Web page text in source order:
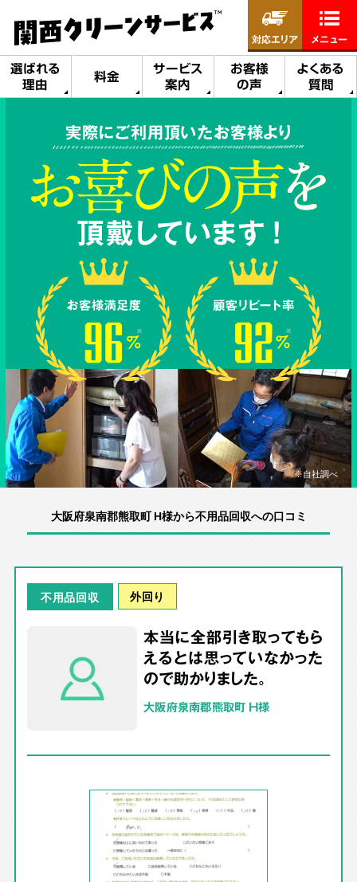
選ばれる
理由
料金
サービス
案内
お客様
の声
よくある
質問
対応エリア メニュー
実際にご利用頂いたお客様より
※自社調べ
大阪府泉南郡熊取町 H様から不用品回収への口コミ
不用品回収 外回り
本当に全部引き取ってもら
えるとは思っていなかった
ので助かりました。
大阪府泉南郡熊取町 H様